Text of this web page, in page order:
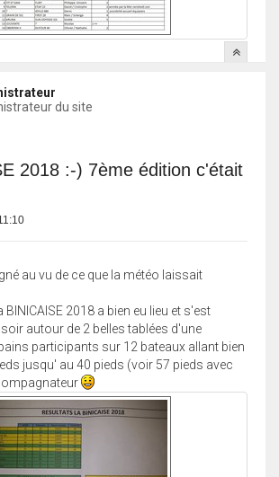
du site
2018 :-) 7ème édition c'était
au vu de ce que la météo laissait
2018 a bien eu lieu et s'est
autour de 2 belles tablées d'une
participants sur 12 bateaux allant bien
jusqu' au 40 pieds (voir 57 pieds avec